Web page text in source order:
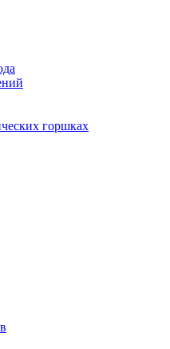
горшках